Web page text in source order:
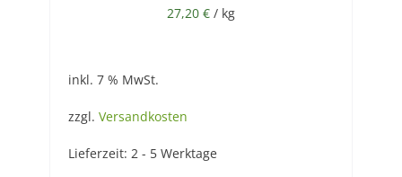
27,20 € / kg
inkl. 7 % MwSt.
zzgl. Versandkosten
Lieferzeit: 2 - 5 Werktage